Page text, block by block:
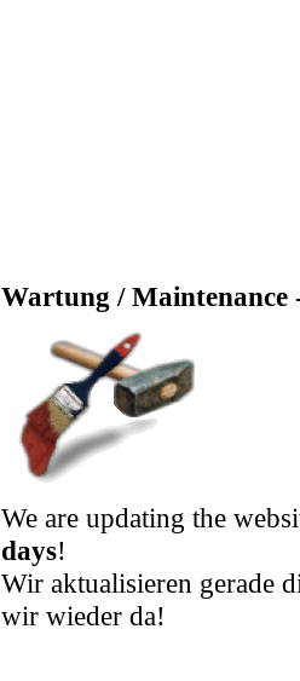
Wartung / Maintenance
We are updating the
days!
Wir aktualisieren gerade
wir wieder da!